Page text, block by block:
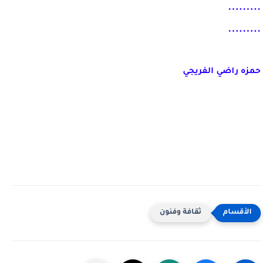
.........
.........
حمزه راضي الفريجي
ثقافة وفنون